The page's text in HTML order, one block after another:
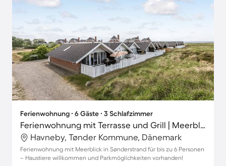
Ferienwohnung ∙ 6 Gäste ∙ 3 Schlafzimmer
Ferienwohnung mit Terrasse und Grill | Meerblick
Havneby, Tønder Kommune, Dänemark
Ferienwohnung mit Meerblick in Sønderstrand für bis zu 6 Personen
– Haustiere willkommen und Parkmöglichkeiten vorhanden!